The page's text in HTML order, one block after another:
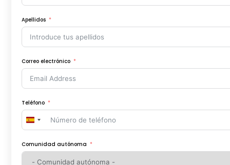
Apellidos
Correo electrónico
Teléfono
Spain
+34
Comunidad autónoma